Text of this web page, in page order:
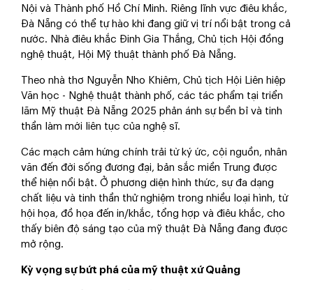
Nội và Thành phố Hồ Chí Minh. Riêng lĩnh vực điêu khắc,
Đà Nẵng có thể tự hào khi đang giữ vị trí nổi bật trong cả
nước. Nhà điêu khắc Đinh Gia Thắng, Chủ tịch Hội đồng
nghệ thuật, Hội Mỹ thuật thành phố Đà Nẵng.
Theo nhà thơ Nguyễn Nho Khiêm, Chủ tịch Hội Liên hiệp
Văn học - Nghệ thuật thành phố, các tác phẩm tại triển
lãm Mỹ thuật Đà Nẵng 2025 phản ánh sự bền bỉ và tinh
thần làm mới liên tục của nghệ sĩ.
Các mạch cảm hứng chính trải từ ký ức, cội nguồn, nhân
văn đến đời sống đương đại, bản sắc miền Trung được
thể hiện nổi bật. Ở phương diện hình thức, sự đa dạng
chất liệu và tinh thần thử nghiệm trong nhiều loại hình, từ
hội họa, đồ họa đến in/khắc, tổng hợp và điêu khắc, cho
thấy biên độ sáng tạo của mỹ thuật Đà Nẵng đang được
mở rộng.
Kỳ vọng sự bứt phá của mỹ thuật xứ Quảng